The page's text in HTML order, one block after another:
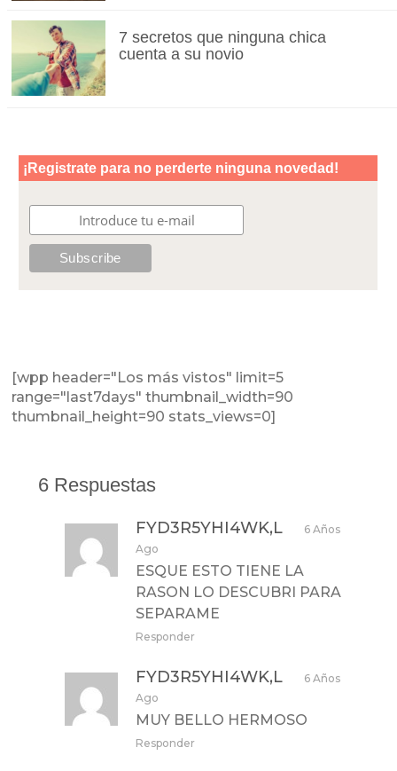
7 secretos que ninguna chica
cuenta a su novio
[wpp header="Los más vistos" limit=5
range="last7days" thumbnail_width=90
thumbnail_height=90 stats_views=0]
6 Respuestas
FYD3R5YHI4WK,L
6 Años
Ago
ESQUE ESTO TIENE LA
RASON LO DESCUBRI PARA
SEPARAME
Responder
FYD3R5YHI4WK,L
6 Años
Ago
MUY BELLO HERMOSO
Responder